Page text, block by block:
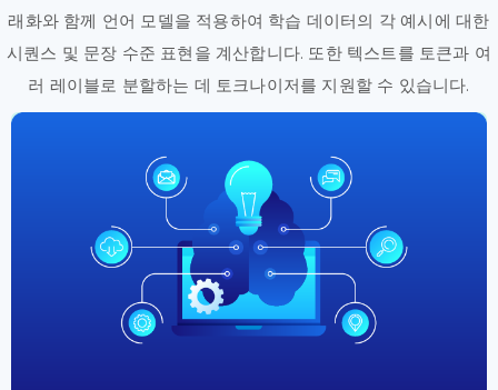
래화와 함께 언어 모델을 적용하여 학습 데이터의 각 예시에 대한
시퀀스 및 문장 수준 표현을 계산합니다. 또한 텍스트를 토큰과 여
러 레이블로 분할하는 데 토크나이저를 지원할 수 있습니다.